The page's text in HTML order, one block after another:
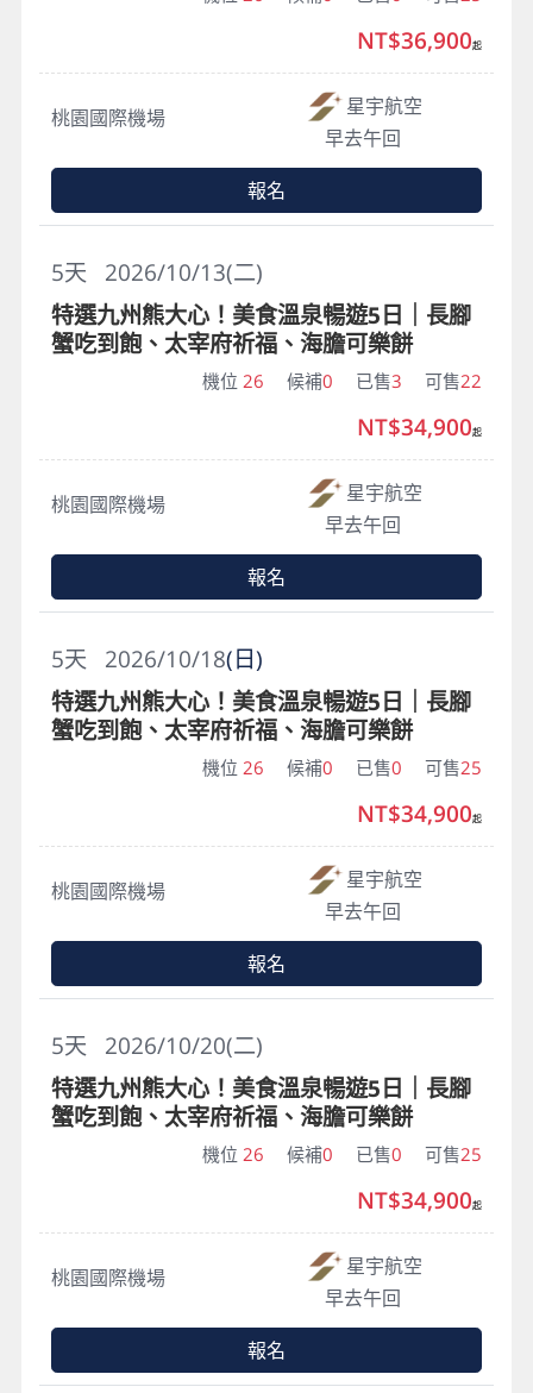
桃園國際機場
星宇航空
早去午回
NT$36,900起
報名
2026/10/13(二)
5天
特選九州熊大心！美食溫泉暢遊5日｜長腳
蟹吃到飽、太宰府祈福、海膽可樂餅
機位 26 候補0 已售3 可售22
桃園國際機場
星宇航空
早去午回
NT$34,900起
報名
2026/10/18(日)
5天
特選九州熊大心！美食溫泉暢遊5日｜長腳
蟹吃到飽、太宰府祈福、海膽可樂餅
機位 26 候補0 已售0 可售25
桃園國際機場
星宇航空
早去午回
NT$34,900起
報名
2026/10/20(二)
5天
特選九州熊大心！美食溫泉暢遊5日｜長腳
蟹吃到飽、太宰府祈福、海膽可樂餅
機位 26 候補0 已售0 可售25
桃園國際機場
星宇航空
早去午回
NT$34,900起
報名